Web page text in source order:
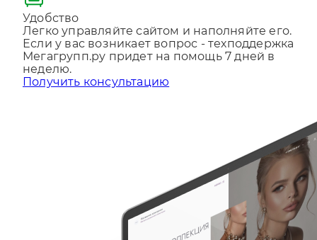
Удобство
Легко управляйте сайтом и наполняйте его.
Если у вас возникает вопрос - техподдержка
Мегагрупп.ру придет на помощь 7 дней в
неделю.